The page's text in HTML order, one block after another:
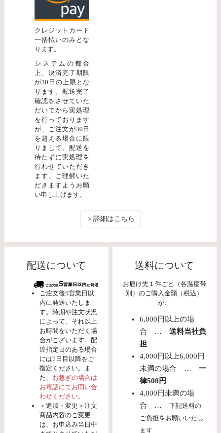
クレジットカード
一括払いのみとな
ります。
システムの都合
上、決済完了期限
が30日の上限とな
ります。配送完了
確認をさせていた
だいてから実処理
を行っております
が、ご注文が30日
を超える場合に限
りまして、配送を
待たずに実処理を
行わせていただき
ます。ご理解いた
だきますようお願
い申し上げます。
＞詳細はこちら
配送について
ご注文後5営業日以
内に発送いたしま
す。時期や注文状況
によって、それ以上
お時間をいただく場
合がございます。配
達指定日のある場合
には7日目以降をご
指定ください。ま
た、 お急ぎの場合は
お電話にてお問い合
わせください。
＜追加・変更＞注文
商品内容のご変更
は、お申込み当日中
送料について
お届け先１件ごと（各温度帯
別）のご購入金額（税込）
が、
6,000円以上の場
合 …送料当社負
担
4,000円以上6,000円
未満の場合 …一
律500円
4,000円未満の場
合 …下記送料の
ご負担をお願いいたし
ます